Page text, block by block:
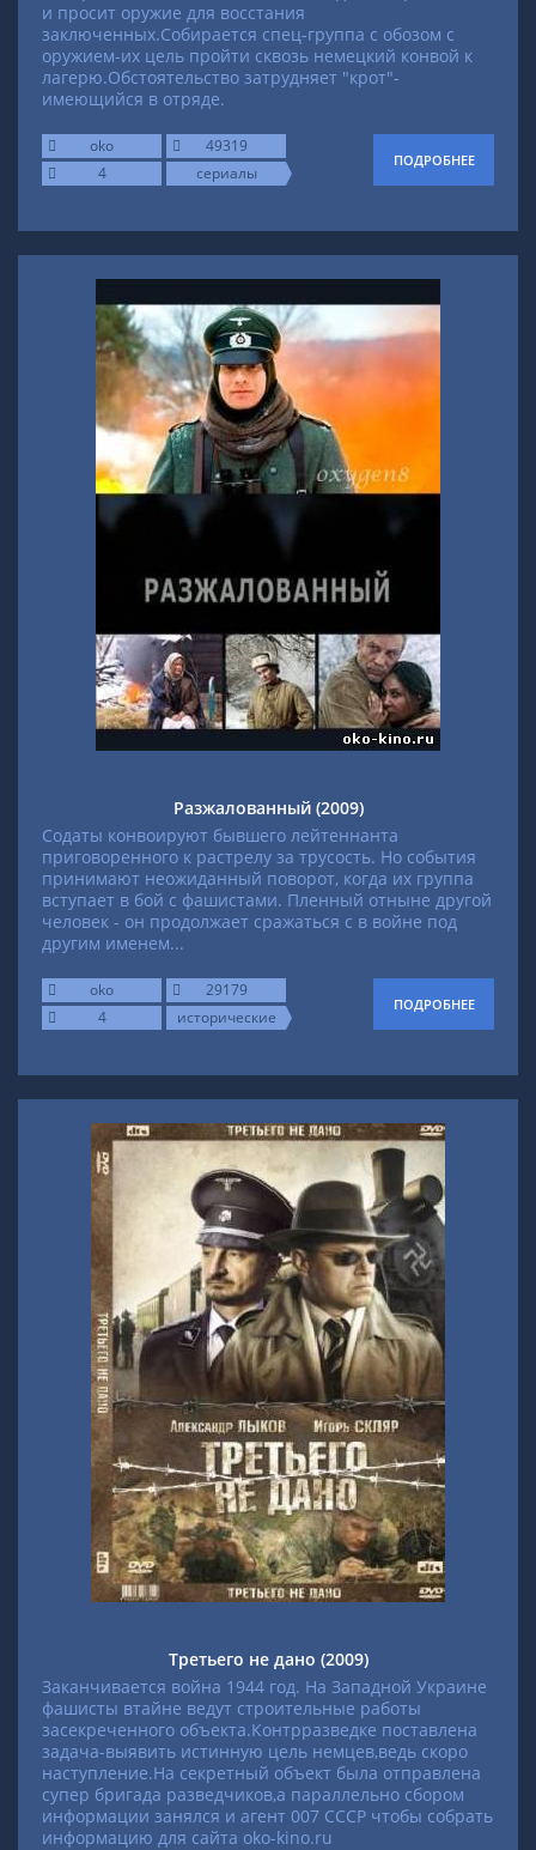
и просит оружие для восстания
заключенных.Собирается спец-группа с обозом с
оружием-их цель пройти сквозь немецкий конвой к
лагерю.Обстоятельство затрудняет "крот"-
имеющийся в отряде.
oko
49319
4
сериалы
ПОДРОБНЕЕ
Разжалованный (2009)
Содаты конвоируют бывшего лейтеннанта
приговоренного к растрелу за трусость. Но события
принимают неожиданный поворот, когда их группа
вступает в бой с фашистами. Пленный отныне другой
человек - он продолжает сражаться с в войне под
другим именем...
oko
29179
4
исторические
ПОДРОБНЕЕ
Третьего не дано (2009)
Заканчивается война 1944 год. На Западной Украине
фашисты втайне ведут строительные работы
засекреченного объекта.Контрразведке поставлена
задача-выявить истинную цель немцев,ведь скоро
наступление.На секретный объект была отправлена
супер бригада разведчиков,а параллельно сбором
информации занялся и агент 007 СССР чтобы собрать
информацию для сайта oko-kino.ru